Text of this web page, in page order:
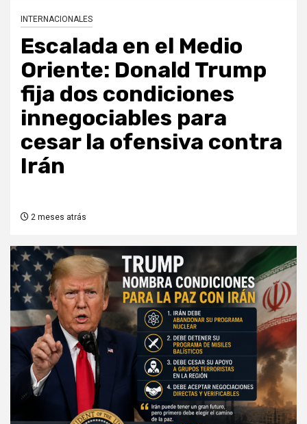
INTERNACIONALES
Escalada en el Medio
Oriente: Donald Trump
fija dos condiciones
innegociables para
cesar la ofensiva contra
Irán
2 meses atrás